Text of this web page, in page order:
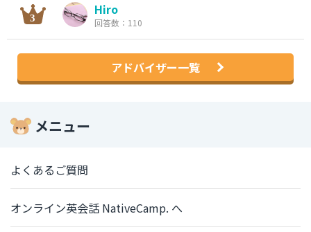
Hiro
回答数：110
アドバイザー一覧
メニュー
よくあるご質問
オンライン英会話 NativeCamp. へ